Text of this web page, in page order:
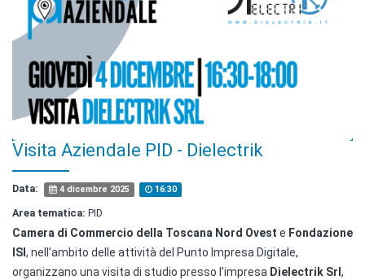
Visita Aziendale PID - Dielectrik
Data: 4 dicembre 2025 16:30
Area tematica: PID
Camera di Commercio della Toscana Nord Ovest e Fondazione
ISI , nell’ambito delle attività del Punto Impresa Digitale,
organizzano una visita di studio presso l’impresa Dielectrik Srl ,